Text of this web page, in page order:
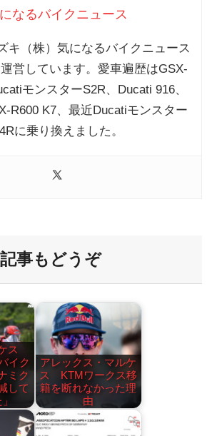
なるバイクニュース
キ（株）気になるバイクニュース
営しています。愛車遍歴はGSX-
モンスターS2R、Ducati 916、
R600 K7、最近Ducatiモンスター
に乗り換えました。
事もどうぞ
ス
イク
ミク
して
アレックス・マルケ
ス KTMワークス移
籍を断れなかった理
由